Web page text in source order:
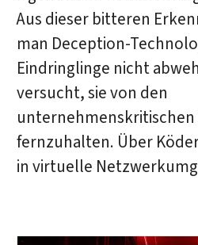
Aus dieser bitteren
man Deception-
Eindringlinge nicht
versucht, sie von den
unternehmenskritischen
fernzuhalten. Über
in virtuelle